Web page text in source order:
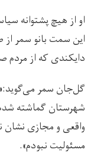
او از هیچ پشتوانه
این سمت بانو سمر
دایکندی که از
گل‌جان سمر
شهرستان گماشته
واقعی و مجازی نشان
مسئولیت نبودم».